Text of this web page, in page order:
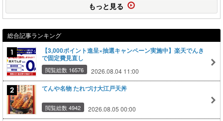
もっと見る
総合記事ランキング
【3,000ポイント進呈×抽選キャンペーン実施中】楽天でんき
で固定費見直し
閲覧総数 16576 2026.08.04 11:00
てんや名物 たれづけ大江戸天丼
閲覧総数 4942 2026.08.05 00:00